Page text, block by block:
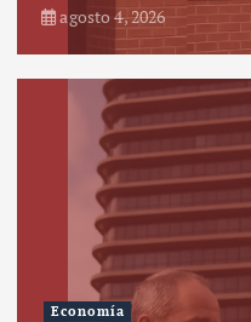
agosto 4, 2026
Economía